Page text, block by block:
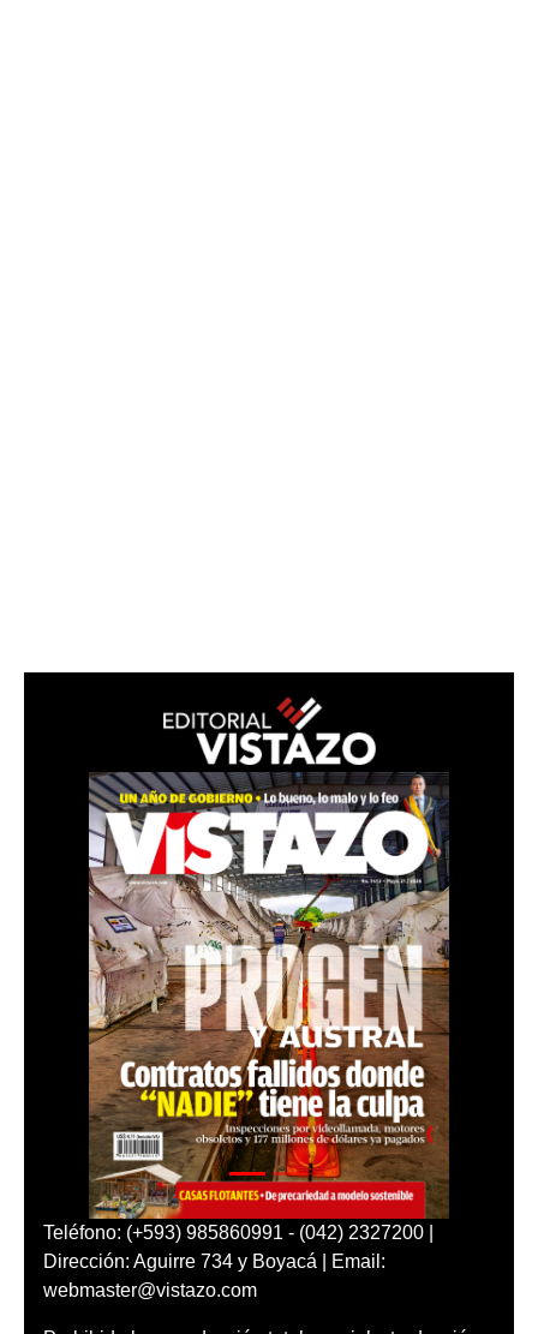
Teléfono: (+593) 985860991 - (042) 2327200 |
Dirección: Aguirre 734 y Boyacá | Email:
webmaster@vistazo.com